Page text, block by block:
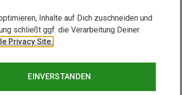
Inhalte auf Dich zuschneiden und
schließt ggf. die Verarbeitung Deiner
Privacy Site.
EINVERSTANDEN